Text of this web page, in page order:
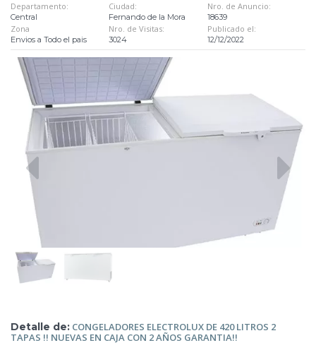
Departamento:
Central
Ciudad:
Fernando de la Mora
Nro. de Anuncio:
18639
Zona
Envios a Todo el pais
Nro. de Visitas:
3024
Publicado el:
12/12/2022
Detalle de: CONGELADORES ELECTROLUX DE 420 LITROS 2
TAPAS !! NUEVAS EN CAJA CON 2 AÑOS GARANTIA!!